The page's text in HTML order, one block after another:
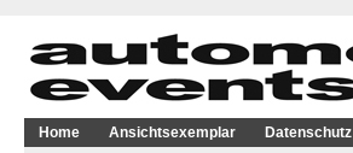
Home Ansichtsexemplar Datenschutz